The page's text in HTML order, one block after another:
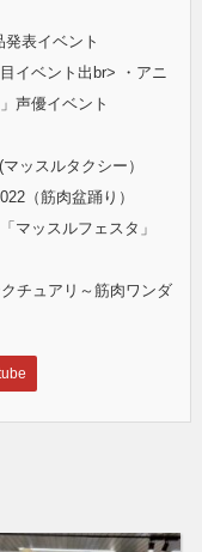
発表イベント
イベント出br> ・アニ
声優イベント
ッスルタクシー）
（筋肉盆踊り）
マッスルフェスタ」
チュアリ～筋肉ワンダ